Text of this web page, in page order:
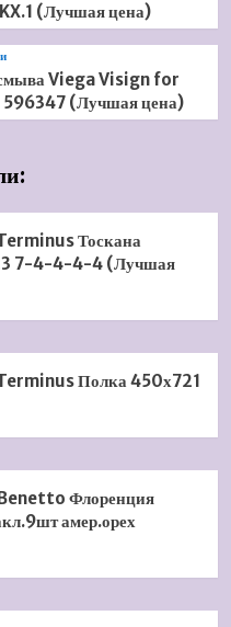
(Лучшая цена)
Viega Visign for
(Лучшая цена)
Тоскана
7-4-4-4-4 (Лучшая
Полка 450х721
Флоренция
амер.орех